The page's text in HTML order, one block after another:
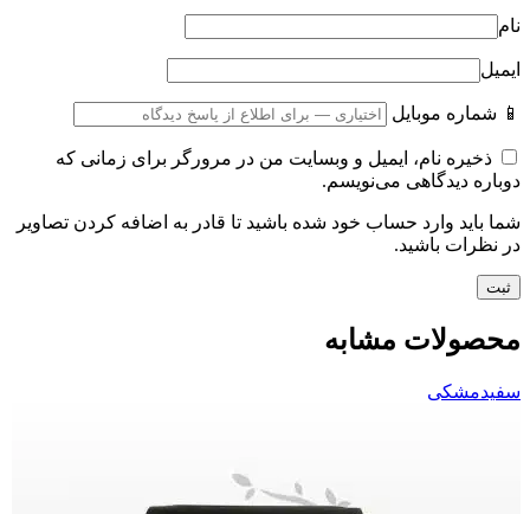
نام
ایمیل
📱 شماره موبایل
ذخیره نام، ایمیل و وبسایت من در مرورگر برای زمانی که
دوباره دیدگاهی می‌نویسم.
شما باید وارد حساب خود شده باشید تا قادر به اضافه کردن تصاویر
در نظرات باشید.
محصولات مشابه
سفیدمشکی